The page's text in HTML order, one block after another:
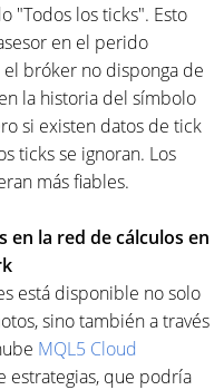
"Todos los ticks". Esto
en el perido
bróker no disponga de
la historia del símbolo
si existen datos de tick
ticks se ignoran. Los
más fiables.
en la red de cálculos en
está disponible no solo
sino también a través
MQL5 Cloud
estrategias, que podría